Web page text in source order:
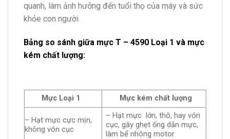
quanh, làm ảnh hưởng đến tuổi thọ của máy và sức
khỏe con người.
Bảng so sánh giữa mực T – 4590 Loại 1 và mực
kém chất lượng:
Mực Loại 1 Mực kém chất lượng
– Hạt mực cực mịn,
không vón cục
– Hạt mực lớn, thô, hay vón
cục, gây ghẹt ống dẫn mực,
làm bể nhông motor